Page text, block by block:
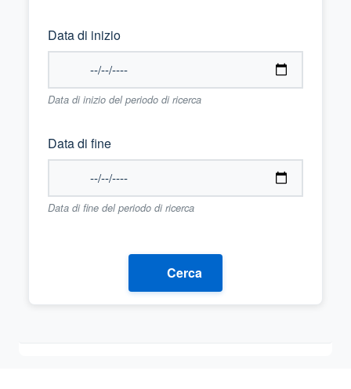
Data di inizio
Data di inizio del periodo di ricerca
Data di fine
Data di fine del periodo di ricerca
Cerca